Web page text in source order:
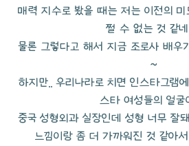
매력 지수로 봤을 때는 저는 이전의
쩔 수 없는 것 같네
물론 그렇다고 해서 지금 조로사 배우
~
하지만.. 우리나라로 치면 인스타그램
스타 여성들의 얼굴
중국 성형외과 실장인데 성형 너무 잘
느낌이랑 좀 더 가까워진 것 같아